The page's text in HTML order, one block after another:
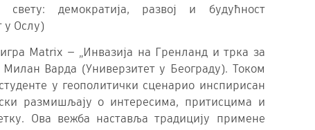
демократија, развој и будућност
у Ослу)
Matrix — „Инвазија на Гренланд и трка за
Варда (Универзитет у Београду). Током
у геополитички сценарио инспирисан
размишљају о интересима, притисцима и
Ова вежба наставља традицију примене